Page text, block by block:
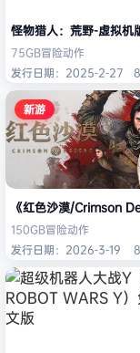
怪物猎人：荒野-虚拟
75GB冒险动作
发行日期：2025-2-27
新游
《红色沙漠/Crimson
150GB冒险动作
发行日期：2026-3-19